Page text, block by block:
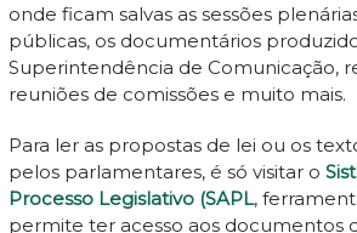
onde ficam salvas as sessões
públicas, os documentários
Superintendência de Comunicação,
reuniões de comissões e muito mais.
Para ler as propostas de lei ou os
pelos parlamentares, é só visitar o
Processo Legislativo (SAPL,
permite ter acesso aos documentos